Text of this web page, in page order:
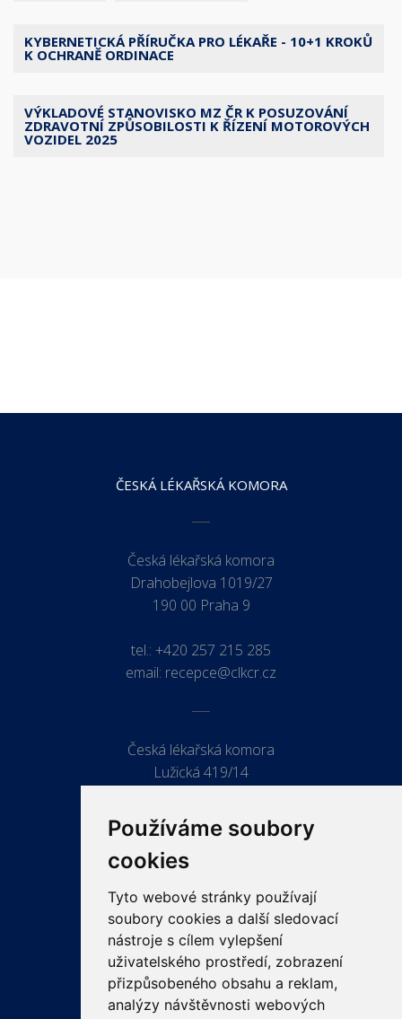
Používáme soubory
cookies
Tyto webové stránky používají
soubory cookies a další sledovací
nástroje s cílem vylepšení
uživatelského prostředí, zobrazení
přizpůsobeného obsahu a reklam,
analýzy návštěvnosti webových
KYBERNETICKÁ PŘÍRUČKA PRO LÉKAŘE - 10+1 KROKŮ
K OCHRANĚ ORDINACE
VÝKLADOVÉ STANOVISKO MZ ČR K POSUZOVÁNÍ
ZDRAVOTNÍ ZPŮSOBILOSTI K ŘÍZENÍ MOTOROVÝCH
VOZIDEL 2025
ČESKÁ LÉKAŘSKÁ KOMORA
Česká lékařská komora
Drahobejlova 1019/27
190 00 Praha 9
tel.: +420 257 215 285
email: recepce@clkcr.cz
Česká lékařská komora
Lužická 419/14
ODKAZY
PRO LÉKAŘE
PRO VEŘEJNOST
VZDĚLÁVÁNÍ